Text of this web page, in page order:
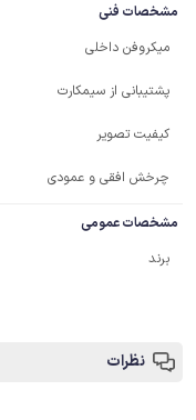
مشخصات فنی
میکروفن داخلی
پشتیبانی از سیمکارت
کیفیت تصویر
چرخش افقی و عمودی
مشخصات عمومی
برند
نظرات